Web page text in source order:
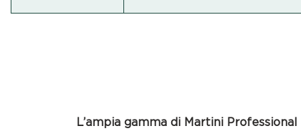
L’ampia gamma di Martini Professional